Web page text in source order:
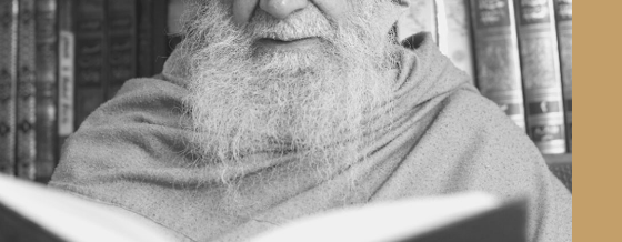
کامیاب شادی
مس ایڈونچرزم
سوال و جواب
خبرنامہ اسلامی مرکز — 258